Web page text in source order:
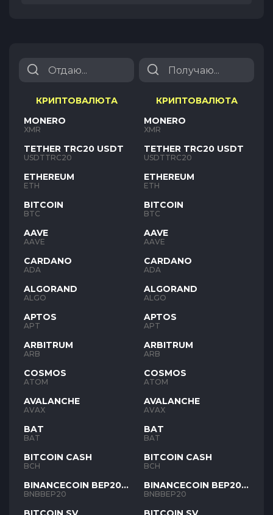
КРИПТОВАЛЮТА
MONERO
XMR
TETHER TRC20 USDT
USDTTRC20
ETHEREUM
ETH
BITCOIN
BTC
AAVE
AAVE
CARDANO
ADA
ALGORAND
ALGO
APTOS
APT
ARBITRUM
ARB
COSMOS
ATOM
AVALANCHE
AVAX
BAT
BAT
BITCOIN CASH
BCH
BINANCECOIN BEP20
BNB
BNBBEP20
КРИПТОВАЛЮТА
MONERO
XMR
TETHER TRC20 USDT
USDTTRC20
ETHEREUM
ETH
BITCOIN
BTC
AAVE
AAVE
CARDANO
ADA
ALGORAND
ALGO
APTOS
APT
ARBITRUM
ARB
COSMOS
ATOM
AVALANCHE
AVAX
BAT
BAT
BITCOIN CASH
BCH
BINANCECOIN BEP20
BNB
BNBBEP20